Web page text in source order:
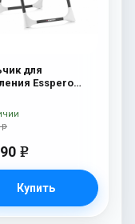
для
Esspero
р
e
Купить